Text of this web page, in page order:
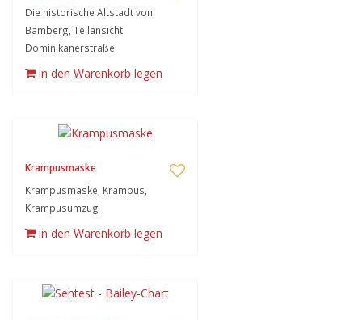
Die historische Altstadt von
Bamberg, Teilansicht
Dominikanerstraße
in den Warenkorb legen
Krampusmaske
Krampusmaske, Krampus,
Krampusumzug
in den Warenkorb legen